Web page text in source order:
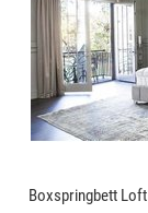
Boxspringbett